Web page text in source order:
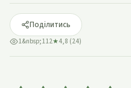
Поділитись
1&nbsp;112★4,8 (24)